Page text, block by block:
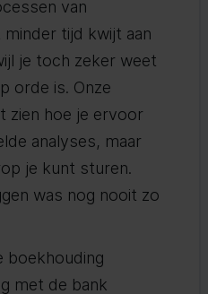
van
tijd kwijt aan
je toch zeker weet
orde is. Onze
zien hoe je ervoor
analyses, maar
je kunt sturen.
was nog nooit zo
boekhouding
met de bank